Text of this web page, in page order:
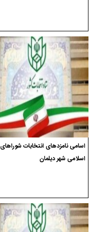
اسامی نامزدهای انتخابات شوراهای
اسلامی شهر دیلمان